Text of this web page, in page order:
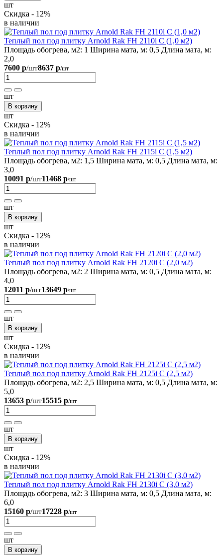
шт
Скидка - 12%
в наличии
Теплый пол под плитку Arnold Rak FH 2110i С (1,0 м2)
Площадь обогрева, м2: 1 Ширина мата, м: 0,5 Длина мата, м:
2,0
7600 р/шт8637 р/шт
шт
В корзину
шт
Скидка - 12%
в наличии
Теплый пол под плитку Arnold Rak FH 2115i С (1,5 м2)
Площадь обогрева, м2: 1,5 Ширина мата, м: 0,5 Длина мата, м:
3,0
10091 р/шт11468 р/шт
шт
В корзину
шт
Скидка - 12%
в наличии
Теплый пол под плитку Arnold Rak FH 2120i С (2,0 м2)
Площадь обогрева, м2: 2 Ширина мата, м: 0,5 Длина мата, м:
4,0
12011 р/шт13649 р/шт
шт
В корзину
шт
Скидка - 12%
в наличии
Теплый пол под плитку Arnold Rak FH 2125i С (2,5 м2)
Площадь обогрева, м2: 2,5 Ширина мата, м: 0,5 Длина мата, м:
5,0
13653 р/шт15515 р/шт
шт
В корзину
шт
Скидка - 12%
в наличии
Теплый пол под плитку Arnold Rak FH 2130i С (3,0 м2)
Площадь обогрева, м2: 3 Ширина мата, м: 0,5 Длина мата, м:
6,0
15160 р/шт17228 р/шт
шт
В корзину